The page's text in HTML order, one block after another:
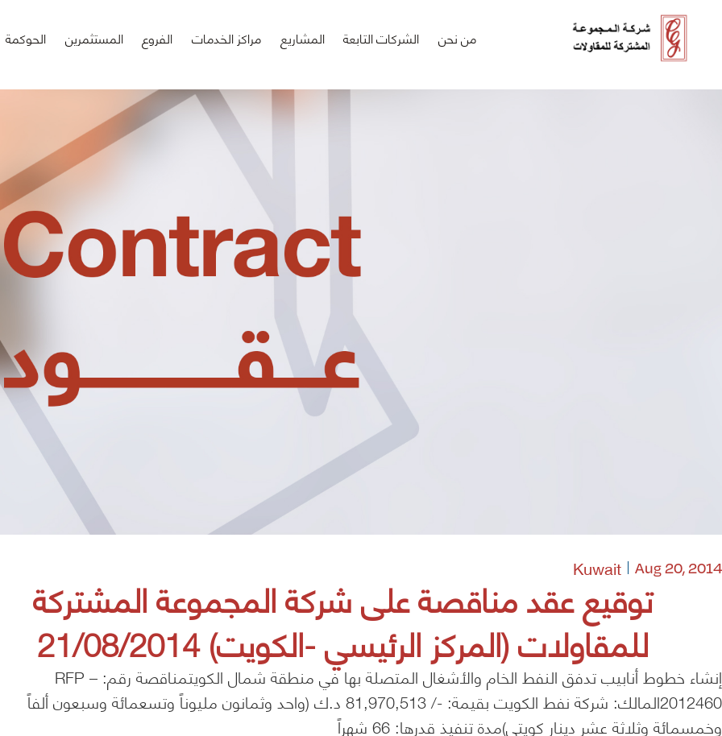
من نحن الشركات التابعة المشاريع مراكز الخدمات الفروع المستثمرين الحوكمة
توقيع عقد مناقصة على شركة المجموعة المشتركة
للمقاولات (المركز الرئيسي -الكويت) 21/08/2014
Aug 20, 2014
Kuwait
إنشاء خطوط أنابيب تدفق النفط الخام والأشغال المتصلة بها في منطقة شمال الكويتمناقصة رقم: RFP –
2012460المالك: شركة نفط الكويت بقيمة: -/ 81,970,513 د.ك (واحد وثمانون مليوناً وتسعمائة وسبعون ألفاً
وخمسمائة وثلاثة عشر دينار كويتي)مدة تنفيذ قدرها: 66 شهراً